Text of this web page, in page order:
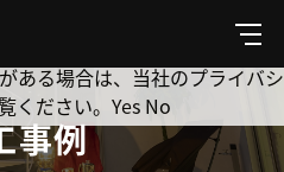
メ
ニ
ュ
事例
活動を追跡してもよろしいです
シーを極めて重視しています。
ある場合は、当社のプライバシ
ください。 Yes No